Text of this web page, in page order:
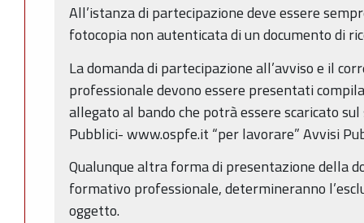
All’istanza di partecipazione deve essere
fotocopia non autenticata di un documento di
La domanda di partecipazione all’avviso e il
professionale devono essere presentati
allegato al bando che potrà essere scaricato
Pubblici- www.ospfe.it “per lavorare” Avvisi
Qualunque altra forma di presentazione della
formativo professionale, determineranno
oggetto.